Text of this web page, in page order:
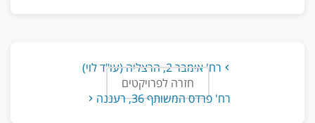
רח' אימבר 2, הרצליה (עו"ד לוי)
חזרה לפרויקטים
רח' פרדס המשותף 36, רעננה